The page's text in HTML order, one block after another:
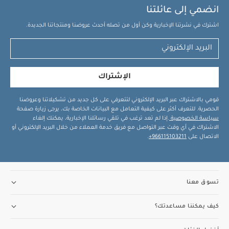
انضمي إلى عائلتنا
اشترك في نشرتنا الإخبارية وكن أول من تصله أحدث عروضنا ومنتجاتنا الجديدة.
الإشتراك
قومي بالاشتراك عبر البريد الإلكتروني لتتعرفي على كل جديد من تشكيلاتنا وعروضنا
الحصرية. للتعرف أكثر على كيفية التعامل مع البيانات الخاصة بك، يرجى زيارة صفحة
سياسة الخصوصية .إذا لم تعد ترغب في تلقي رسائلنا الإخبارية، يمكنك إلغاء
الاشتراك في أي وقت عبر التواصل مع فريق خدمة العملاء من خلال البريد الإلكتروني أو
الاتصال على 966115103211+
.
تسوق معنا
كيف يمكننا مساعدتك؟